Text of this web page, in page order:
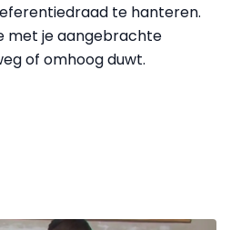
te hanteren.
met je aangebrachte
of omhoog duwt.